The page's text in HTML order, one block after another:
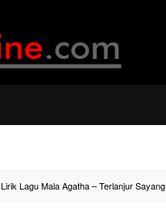
Lirik Lagu Mala Agatha – Terlanjur Sayang